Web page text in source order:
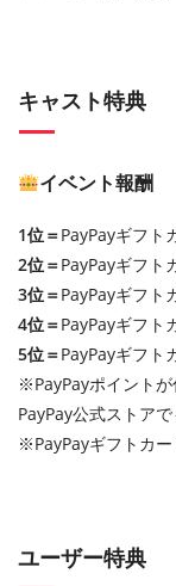
キャスト特典
イベント報酬
1位＝PayPayギフト
2位＝PayPayギフト
3位＝PayPayギフト
4位＝PayPayギフト
5位＝PayPayギフト
※PayPayポイントが
PayPay公式ストアで
※PayPayギフトカー
ユーザー特典